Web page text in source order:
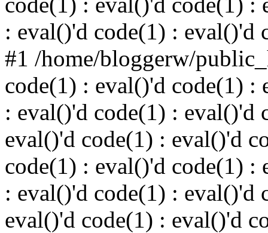
: eval()'d code(1) : eval()'d
#1 /home/bloggerw/
code(1) : eval()'d code(1) :
: eval()'d code(1) : eval()'d
eval()'d code(1) : eval()'d
code(1) : eval()'d code(1) :
: eval()'d code(1) : eval()'d
eval()'d code(1) : eval()'d